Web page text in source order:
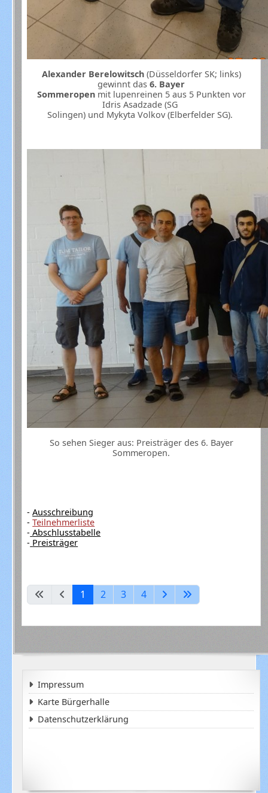
Alexander Berelowitsch(Düsseldorfer SK; links)
gewinnt das 6. Bayer
Sommeropenmit lupenreinen 5 aus 5 Punkten vor
Idris Asadzade (SG
Solingen) und Mykyta Volkov (Elberfelder SG).
So sehen Sieger aus: Preisträger des 6. Bayer
Sommeropen.
-Ausschreibung
-Teilnehmerliste
- Abschlusstabelle
- Preisträger
1 2 3 4
Impressum
Karte Bürgerhalle
Datenschutzerklärung